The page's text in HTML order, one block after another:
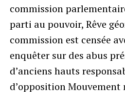
commission
parti au pouvoir, Rêve
commission est censée
enquêter sur des abus
d’anciens hauts
d’opposition